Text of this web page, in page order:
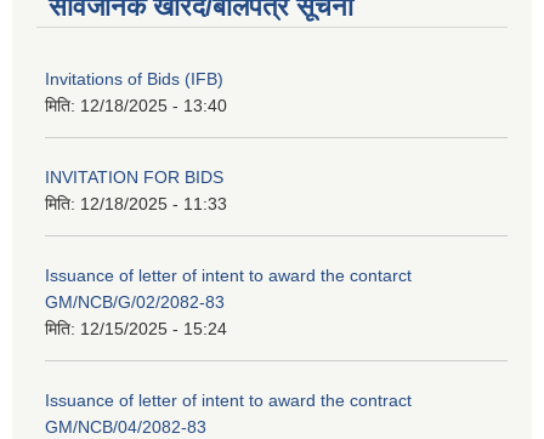
सार्वजनिक खरिद/बोलपत्र सूचना
Invitations of Bids (IFB)
मिति: 12/18/2025 - 13:40
INVITATION FOR BIDS
मिति: 12/18/2025 - 11:33
Issuance of letter of intent to award the contarct
GM/NCB/G/02/2082-83
मिति: 12/15/2025 - 15:24
Issuance of letter of intent to award the contract
GM/NCB/04/2082-83